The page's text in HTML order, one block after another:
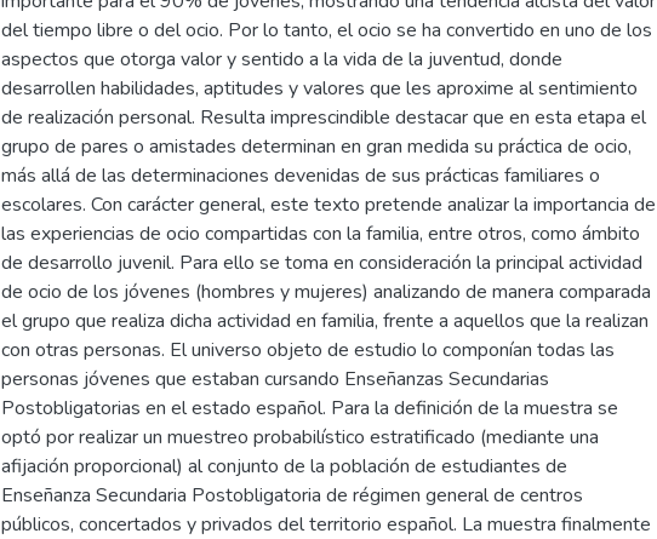
del tiempo libre o del ocio. Por lo tanto, el ocio se ha convertido en uno de los
aspectos que otorga valor y sentido a la vida de la juventud, donde
desarrollen habilidades, aptitudes y valores que les aproxime al sentimiento
de realización personal. Resulta imprescindible destacar que en esta etapa el
grupo de pares o amistades determinan en gran medida su práctica de ocio,
más allá de las determinaciones devenidas de sus prácticas familiares o
escolares. Con carácter general, este texto pretende analizar la importancia de
las experiencias de ocio compartidas con la familia, entre otros, como ámbito
de desarrollo juvenil. Para ello se toma en consideración la principal actividad
de ocio de los jóvenes (hombres y mujeres) analizando de manera comparada
el grupo que realiza dicha actividad en familia, frente a aquellos que la realizan
con otras personas. El universo objeto de estudio lo componían todas las
personas jóvenes que estaban cursando Enseñanzas Secundarias
Postobligatorias en el estado español. Para la definición de la muestra se
optó por realizar un muestreo probabilístico estratificado (mediante una
afijación proporcional) al conjunto de la población de estudiantes de
Enseñanza Secundaria Postobligatoria de régimen general de centros
públicos, concertados y privados del territorio español. La muestra finalmente